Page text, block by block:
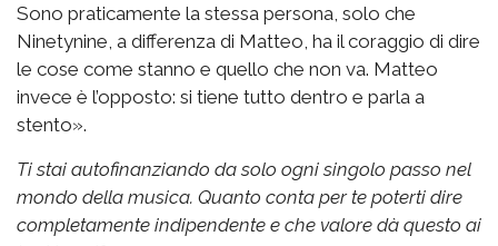
Sono praticamente la stessa persona, solo che
Ninetynine, a differenza di Matteo, ha il coraggio di dire
le cose come stanno e quello che non va. Matteo
invece è l’opposto: si tiene tutto dentro e parla a
stento».
Ti stai autofinanziando da solo ogni singolo passo nel
mondo della musica. Quanto conta per te poterti dire
completamente indipendente e che valore dà questo ai